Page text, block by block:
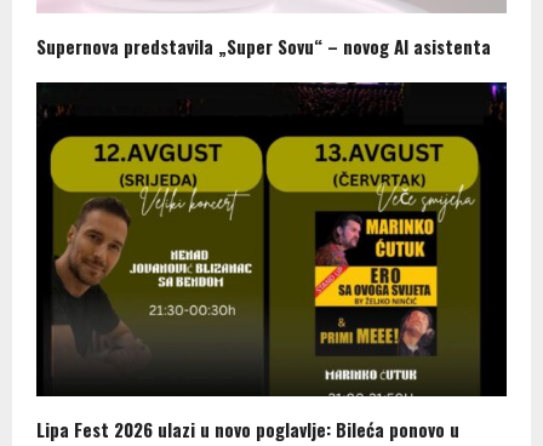
Supernova predstavila „Super Sovu“ – novog AI asistenta
Lipa Fest 2026 ulazi u novo poglavlje: Bileća ponovo u